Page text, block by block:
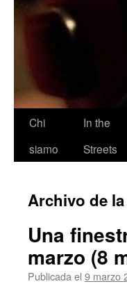
Saltar
Chi
siamo
In the
Streets
Archivo de
Una
marzo (8
Publicada el 9 marzo